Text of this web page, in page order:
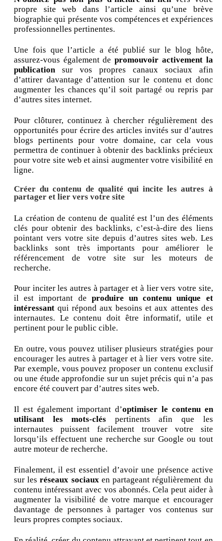
propre site web dans l’article ainsi qu’une brève
biographie qui présente vos compétences et expériences
professionnelles pertinentes.
Une fois que l’article a été publié sur le blog hôte,
assurez-vous également depromouvoir activement la
publicationsur vos propres canaux sociaux afin
d’attirer davantage d’attention sur le contenu et donc
augmenter les chances qu’il soit partagé ou repris par
d’autres sites internet.
Pour clôturer, continuez à chercher régulièrement des
opportunités pour écrire des articles invités sur d’autres
blogs pertinents pour votre domaine, car cela vous
permettra de continuer à obtenir des backlinks précieux
pour votre site web et ainsi augmenter votre visibilité en
ligne.
Créer du contenu de qualité qui incite les autres à
partager et lier vers votre site
La création de contenu de qualité est l’un des éléments
clés pour obtenir des backlinks, c’est-à-dire des liens
pointant vers votre site depuis d’autres sites web. Les
backlinks sont très importants pour améliorer le
référencement de votre site sur les moteurs de
recherche.
Pour inciter les autres à partager et à lier vers votre site,
il est important de produire un contenu unique et
intéressant qui répond aux besoins et aux attentes des
internautes. Le contenu doit être informatif, utile et
pertinent pour le public cible.
En outre, vous pouvez utiliser plusieurs stratégies pour
encourager les autres à partager et à lier vers votre site.
Par exemple, vous pouvez proposer un contenu exclusif
ou une étude approfondie sur un sujet précis qui n’a pas
encore été couvert par d’autres sites web.
Il est également important d’optimiser le contenu en
utilisant les mots-clés pertinents afin que les
internautes puissent facilement trouver votre site
lorsqu’ils effectuent une recherche sur Google ou tout
autre moteur de recherche.
Finalement, il est essentiel d’avoir une présence active
sur lesréseaux sociaux en partageant régulièrement du
contenu intéressant avec vos abonnés. Cela peut aider à
augmenter la visibilité de votre marque et encourager
davantage de personnes à partager vos contenus sur
leurs propres comptes sociaux.